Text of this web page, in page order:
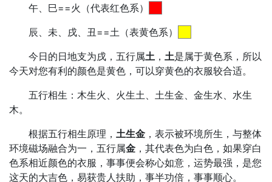
午、巳==火（代表红色系）
辰、未、戌、丑==土（表黄色系）
今日的日地支为戌，五行属土 ， 土是属于黄色系，所以
今天对您有利的颜色是黄色，可以穿黄色的衣服较合适。
五行相生：木生火、火生土、土生金、金生水、水生
木。
根据五行相生原理， 土生金 ，表示被环境所生，与整体
环境磁场融合为一，五行属金 ，其代表色为白色，如果穿白
色系相近颜色的衣服，事事便会称心如意，运势最强，是您
这天的大吉色，易获贵人扶助，事半功倍，事事顺心。